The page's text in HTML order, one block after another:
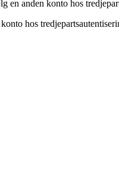
en anden konto hos
hos